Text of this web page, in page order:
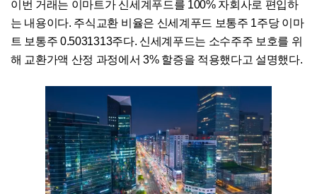
이번 거래는 이마트가 신세계푸드를 100% 자회사로 편입하
는 내용이다. 주식교환 비율은 신세계푸드 보통주 1주당 이마
트 보통주 0.5031313주다. 신세계푸드는 소수주주 보호를 위
해 교환가액 산정 과정에서 3% 할증을 적용했다고 설명했다.